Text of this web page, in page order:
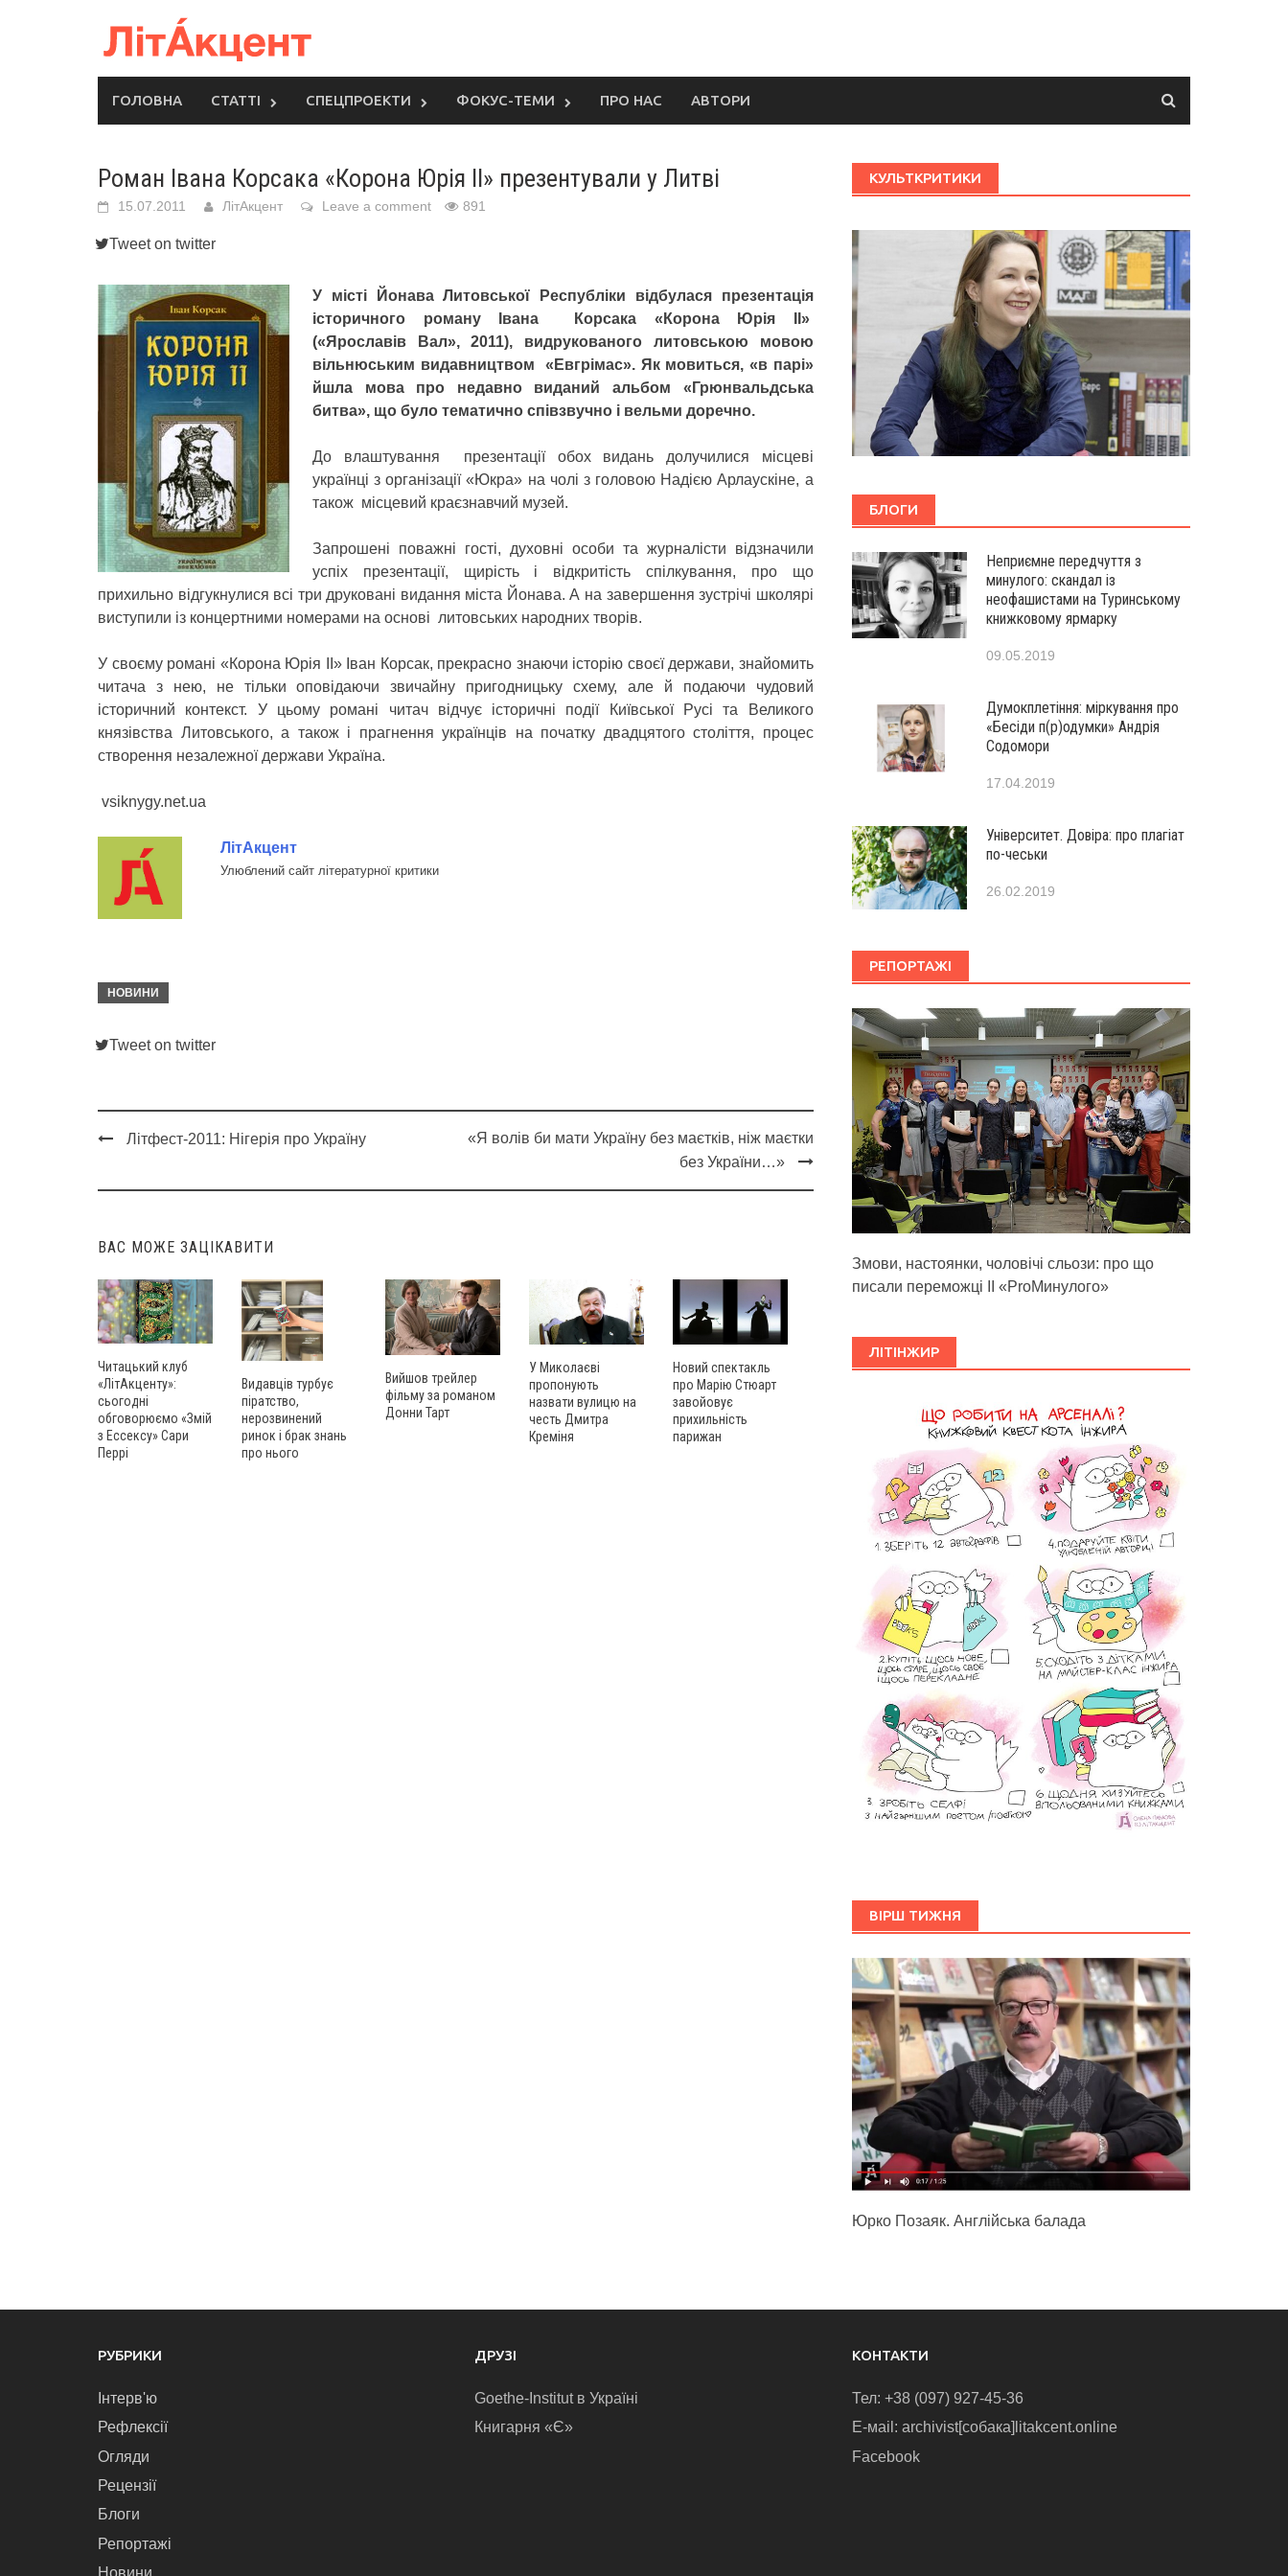
ГОЛОВНА СТАТТІ СПЕЦПРОЕКТИ ФОКУС-ТЕМИ ПРО НАС АВТОРИ
Роман Івана Корсака «Корона Юрія ІІ» презентували у Литві
15.07.2011 ЛітАкцент Leave a comment 891
Tweet on twitter
У місті Йонава Литовської Республіки відбулася презентація
історичного роману Івана Корсака «Корона Юрія ІІ»
(«Ярославів Вал», 2011), видрукованого литовською мовою
вільнюським видавництвом «Евгрімас». Як мовиться, «в парі»
йшла мова про недавно виданий альбом «Грюнвальдська
битва», що було тематично співзвучно і вельми доречно.
До влаштування презентації обох видань долучилися місцеві
українці з організації «Юкра» на чолі з головою Надією Арлаускіне, а
також місцевий краєзнавчий музей.
Запрошені поважні гості, духовні особи та журналісти відзначили
успіх презентації, щирість і відкритість спілкування, про що
прихильно відгукнулися всі три друковані видання міста Йонава. А на завершення зустрічі школярі
виступили із концертними номерами на основі литовських народних творів.
У своєму романі «Корона Юрія ІІ» Іван Корсак, прекрасно знаючи історію своєї держави, знайомить
читача з нею, не тільки оповідаючи звичайну пригодницьку схему, але й подаючи чудовий
історичний контекст. У цьому романі читач відчує історичні події Київської Русі та Великого
князівства Литовського, а також і прагнення українців на початку двадцятого століття, процес
створення незалежної держави Україна.
vsiknygy.net.ua
ЛітАкцент
Улюблений сайт літературної критики
НОВИНИ
Tweet on twitter
navigation
Літфест-2011: Нігерія про Україну
«Я волів би мати Україну без маєтків, ніж маєтки
без України…»
ВАС МОЖЕ ЗАЦІКАВИТИ
Читацький клуб
«ЛітАкценту»:
сьогодні
обговорюємо «Змій
з Ессексу» Сари
Перрі
Видавців турбує
піратство,
нерозвинений
ринок і брак знань
про нього
Вийшов трейлер
фільму за романом
Донни Тарт
У Миколаєві
пропонують
назвати вулицю на
честь Дмитра
Креміня
Новий спектакль
про Марію Стюарт
завойовує
прихильність
парижан
КУЛЬТКРИТИКИ
БЛОГИ
Неприємне передчуття з
минулого: скандал із
неофашистами на Туринському
книжковому ярмарку
09.05.2019
Думокплетіння: міркування про
«Бесіди п(р)одумки» Андрія
Содомори
17.04.2019
Університет. Довіра: про плагіат
по-чеськи
26.02.2019
РЕПОРТАЖІ
Змови, настоянки, чоловічі сльози: про що
писали переможці ІІ «ProМинулого»
ЛІТІНЖИР
ВІРШ ТИЖНЯ
Юрко Позаяк. Англійська балада
РУБРИКИ
Інтерв'ю
Рефлексії
Огляди
Рецензії
Блоги
Репортажі
Новини
ДРУЗІ
Goethe-Institut в Україні
Книгарня «Є»
КОНТАКТИ
Тел: +38 (097) 927-45-36
E-маіl: archivist[собака]litakcent.online
Facebook